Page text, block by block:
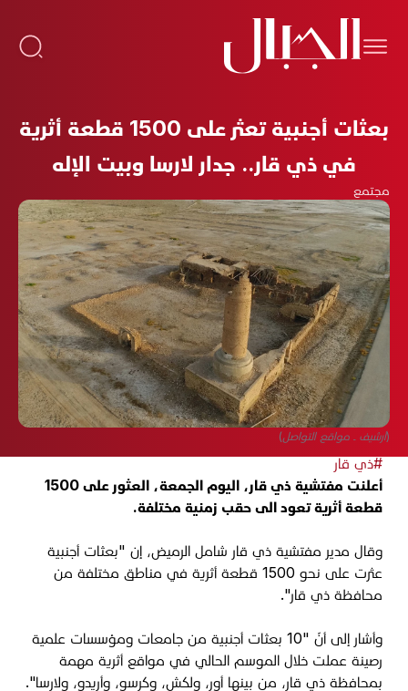
بعثات أجنبية تعثر على 1500 قطعة أثرية
في ذي قار.. جدار لارسا وبيت الإله
مجتمع
(أرشيف ـ مواقع التواصل)
#ذي قار
أعلنت مفتشية ذي قار، اليوم الجمعة، العثور على 1500
قطعة أثرية تعود الى حقب زمنية مختلفة.
وقال مدير مفتشية ذي قار شامل الرميض، إن "بعثات أجنبية
عثرت على نحو 1500 قطعة أثرية في مناطق مختلفة من
محافظة ذي قار".
وأشار إلى أنّ "10 بعثات أجنبية من جامعات ومؤسسات علمية
رصينة عملت خلال الموسم الحالي في مواقع أثرية مهمة
بمحافظة ذي قار، من بينها أور، ولكش، وكرسو، وأريدو، ولارسا".